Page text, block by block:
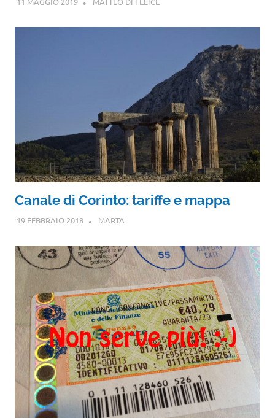
Canale di Corinto: tariffe e mappa
19 FEBBRAIO 2018 MARTA